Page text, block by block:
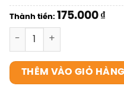
Thành tiền: 175.000 ₫
SIM Trung Quốc số lượng
THÊM VÀO GIỎ HÀNG